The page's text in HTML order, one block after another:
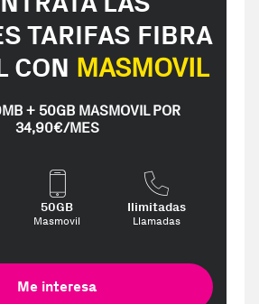
TARIFAS FIBRA
CON MASMOVIL
+ 50GB MASMOVIL POR
34,90€/MES
50GB
Masmovil
Ilimitadas
Llamadas
Me interesa